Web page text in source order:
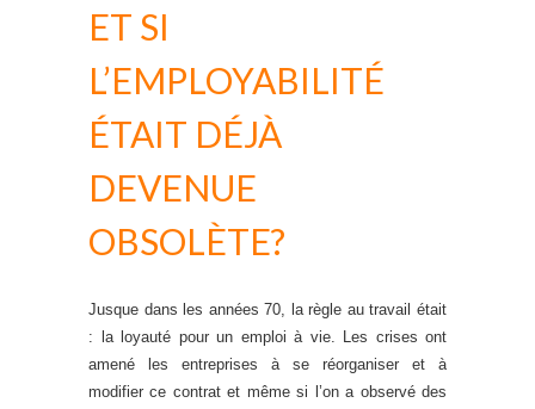
ET SI
L’EMPLOYABILITÉ
ÉTAIT DÉJÀ
DEVENUE
OBSOLÈTE?
Jusque dans les années 70, la règle au travail était
: la loyauté pour un emploi à vie. Les crises ont
amené les entreprises à se réorganiser et à
modifier ce contrat et même si l’on a observé des